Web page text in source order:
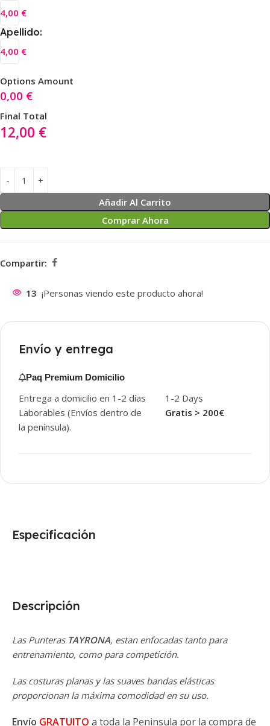
4,00 €
Apellido:
4,00 €
Options Amount
0,00 €
Final Total
12,00 €
Añadir Al Carrito
Comprar Ahora
Compartir:
13 ¡Personas viendo este producto ahora!
Envío y entrega
Paq Premium Domicilio
Entrega a domicilio en 1-2 días
Laborables (Envíos dentro de
la península).
1-2 Days
Gratis > 200€
Descripción
Las Punteras TAYRONA, estan enfocadas tanto para
entrenamiento, como para competición.
Las costuras planas y las suaves bandas elásticas
proporcionan la máxima comodidad en su uso.
Envío GRATUITO a toda la Peninsula por la compra de
Especificación